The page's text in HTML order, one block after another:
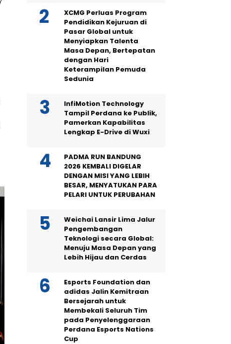
XCMG Perluas Program
Pendidikan Kejuruan di
Pasar Global untuk
Menyiapkan Talenta
Masa Depan, Bertepatan
dengan Hari
Keterampilan Pemuda
Sedunia
InfiMotion Technology
Tampil Perdana ke Publik,
Pamerkan Kapabilitas
Lengkap E-Drive di Wuxi
PADMA RUN BANDUNG
2026 KEMBALI DIGELAR
DENGAN MISI YANG LEBIH
BESAR, MENYATUKAN PARA
PELARI UNTUK PERUBAHAN
Weichai Lansir Lima Jalur
Pengembangan
Teknologi secara Global:
Menuju Masa Depan yang
Lebih Hijau dan Cerdas
Esports Foundation dan
adidas Jalin Kemitraan
Bersejarah untuk
Membekali Seluruh Tim
pada Penyelenggaraan
Perdana Esports Nations
Cup